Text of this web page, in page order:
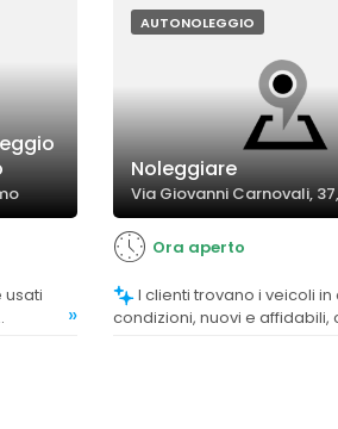
»
AUTONOLEGGIO
Noleggiare
Via Giovanni Carnovali,
Ora aperto
I clienti trovano i veicoli in ottime
condizioni, nuovi e affidabili,